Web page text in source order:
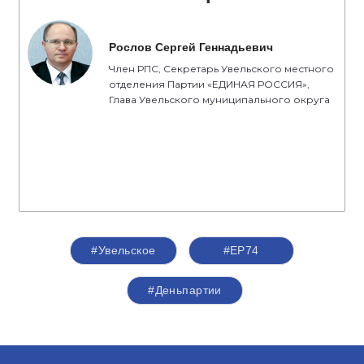
Рослов Сергей Геннадьевич
Член РПС, Секретарь Увельского местного
отделения Партии «ЕДИНАЯ РОССИЯ»,
Глава Увельского муниципального округа
#Увельское #ЕР74
#Деньпартии